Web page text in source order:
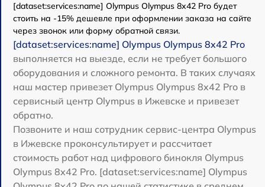
[dataset:services:name] Olympus Olympus 8x42 Pro будет
стоить на -15% дешевле при оформлении заказа на сайте
через звонок или форму обратной связи.
[dataset:services:name] Olympus Olympus 8x42 Pro
выполняется на выезде, если не требует большого
оборудования и сложного ремонта. В таких случаях
наш мастер привезет Olympus Olympus 8x42 Pro в
сервисный центр Olympus в Ижевске и привезет
обратно.
Позвоните и наш сотрудник сервис-центра Olympus
в Ижевске проконсультирует и рассчитает
стоимость работ над цифрового бинокля Olympus
Olympus 8x42 Pro. [dataset:services:name] Olympus